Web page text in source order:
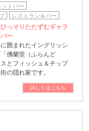
ットバー
レストラン＆バー
っそりたたずむギャラ
ー
囲まれたイングリッシ
佛蘭堂（ふらんど
とフィッシュ＆チップ
の隠れ家です。
詳しくはこちら